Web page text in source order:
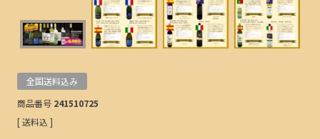
全国送料込み
商品番号 241510725
送料込